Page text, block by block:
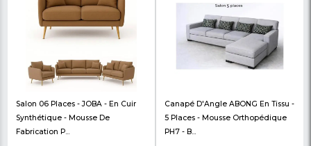
669,550 XAF
800,000 XAF
570,000 XAF
697,800 XAF